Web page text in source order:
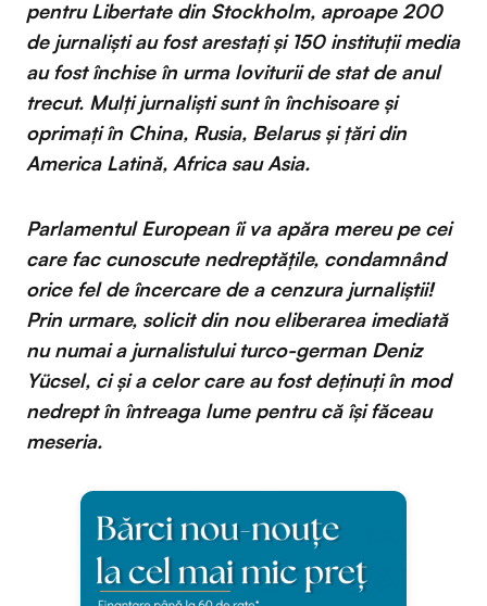
pentru Libertate din Stockholm, aproape 200
de jurnaliști au fost arestați și 150 instituții media
au fost închise în urma loviturii de stat de anul
trecut. Mulți jurnaliști sunt în închisoare și
oprimați în China, Rusia, Belarus şi țări din
America Latină, Africa sau Asia.
Parlamentul European îi va apăra mereu pe cei
care fac cunoscute nedreptățile, condamnând
orice fel de încercare de a cenzura jurnaliștii!
Prin urmare, solicit din nou eliberarea imediată
nu numai a jurnalistului turco-german Deniz
Yücsel, ci și a celor care au fost deținuți în mod
nedrept în întreaga lume pentru că își făceau
meseria.